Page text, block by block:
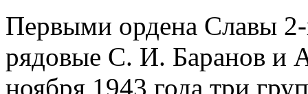
Первыми ордена Славы 2-
рядовые С. И. Баранов и
ноября 1943 года три